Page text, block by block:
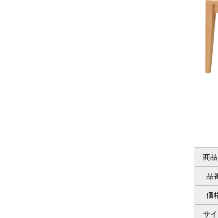
商
品
価
サ